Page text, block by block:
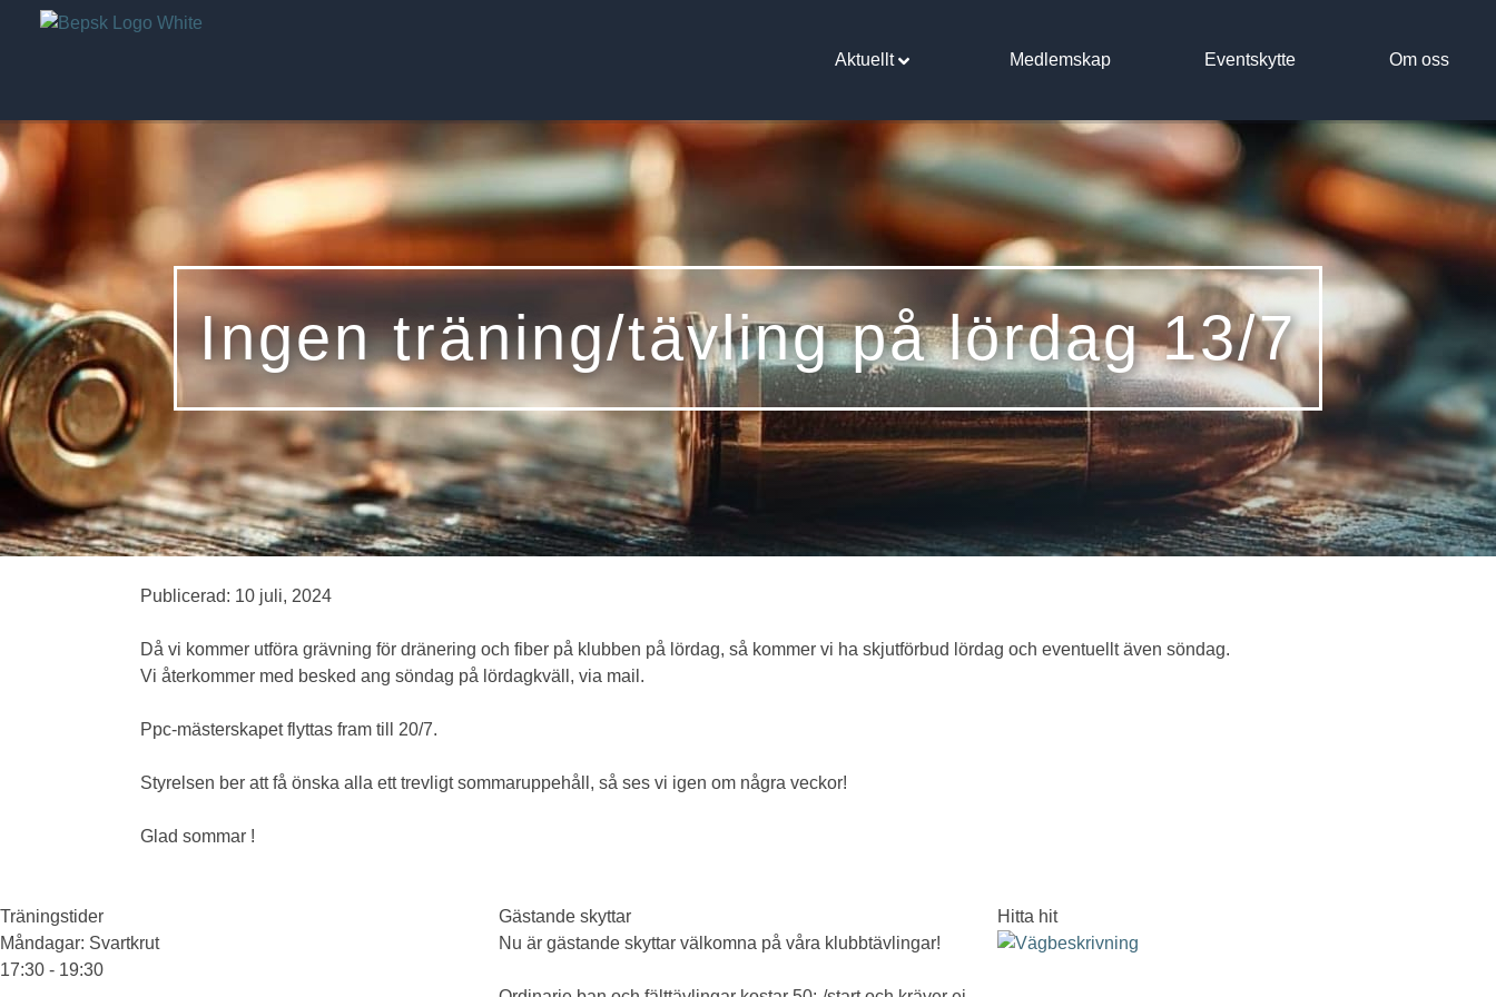
Aktuellt Medlemskap Eventskytte Om oss
Ingen träning/tävling på lördag 13/7
Publicerad: 10 juli, 2024
Då vi kommer utföra grävning för dränering och fiber på klubben på lördag, så kommer vi ha skjutförbud lördag och eventuellt även söndag.
Vi återkommer med besked ang söndag på lördagkväll, via mail.
Ppc-mästerskapet flyttas fram till 20/7.
Styrelsen ber att få önska alla ett trevligt sommaruppehåll, så ses vi igen om några veckor!
Glad sommar !
Träningstider
Måndagar: Svartkrut
17:30 - 19:30
Gästande skyttar
Nu är gästande skyttar välkomna på våra klubbtävlingar!
Hitta hit